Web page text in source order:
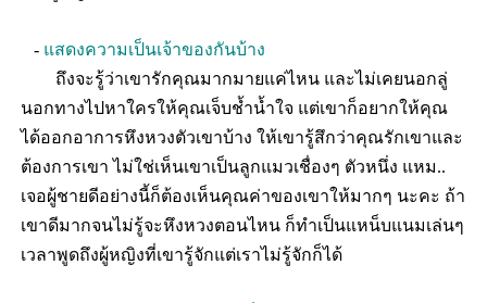
- แสดงความเป็นเจ้าของกันบ้าง
ถึงจะรู้ว่าเขารักคุณมากมายแค่ไหน และไม่เคยนอกลู่
นอกทางไปหาใครให้คุณเจ็บช้ำน้ำใจ แต่เขาก็อยากให้คุณ
ได้ออกอาการหึงหวงตัวเขาบ้าง ให้เขารู้สึกว่าคุณรักเขาและ
ต้องการเขา ไม่ใช่เห็นเขาเป็นลูกแมวเชื่องๆ ตัวหนึ่ง แหม..
เจอผู้ชายดีอย่างนี้ก็ต้องเห็นคุณค่าของเขาให้มากๆ นะคะ ถ้า
เขาดีมากจนไม่รู้จะหึงหวงตอนไหน ก็ทำเป็นแหน็บแนมเล่นๆ
เวลาพูดถึงผู้หญิงที่เขารู้จักแต่เราไม่รู้จักก็ได้